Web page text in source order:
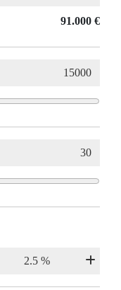
91.000 €